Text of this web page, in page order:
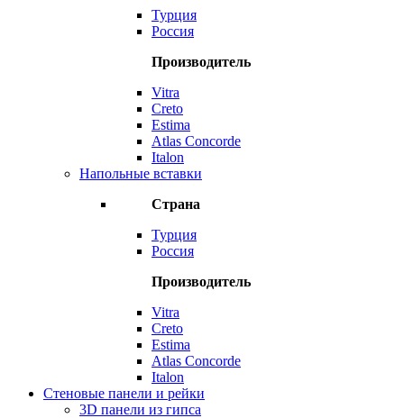
Турция
Россия
Производитель
Vitra
Creto
Estima
Atlas Concorde
Italon
Напольные вставки
Страна
Турция
Россия
Производитель
Vitra
Creto
Estima
Atlas Concorde
Italon
Стеновые панели и рейки
3D панели из гипса